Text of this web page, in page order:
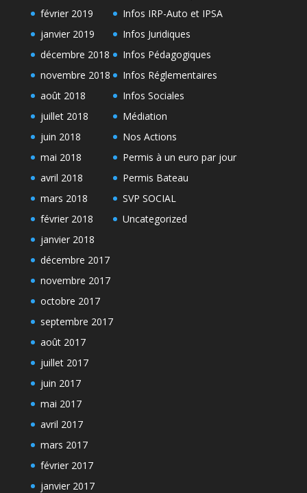
février 2019
janvier 2019
décembre 2018
novembre 2018
août 2018
juillet 2018
juin 2018
mai 2018
avril 2018
mars 2018
février 2018
janvier 2018
décembre 2017
novembre 2017
octobre 2017
septembre 2017
août 2017
juillet 2017
juin 2017
mai 2017
avril 2017
mars 2017
février 2017
janvier 2017
Infos IRP-Auto et IPSA
Infos Juridiques
Infos Pédagogiques
Infos Réglementaires
Infos Sociales
Médiation
Nos Actions
Permis à un euro par jour
Permis Bateau
SVP SOCIAL
Uncategorized